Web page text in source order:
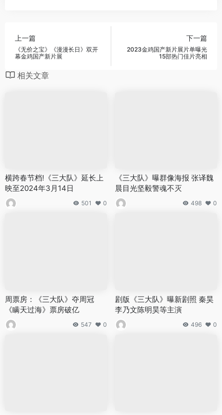
上一篇
《无价之宝》《漫漫长日》双开
幕金鸡国产新片展
下一篇
2023金鸡国产新片展片单曝光
15部热门佳片亮相
相关文章
横跨春节档!《三大队》延长上
映至2024年3月14日
501 0
《三大队》曝群像海报 张译魏
晨目光坚毅警魂不灭
498 0
周票房：《三大队》夺周冠
《瞒天过海》票房破亿
547 0
剧版《三大队》曝新剧照 秦昊
李乃文陈明昊等主演
496 0